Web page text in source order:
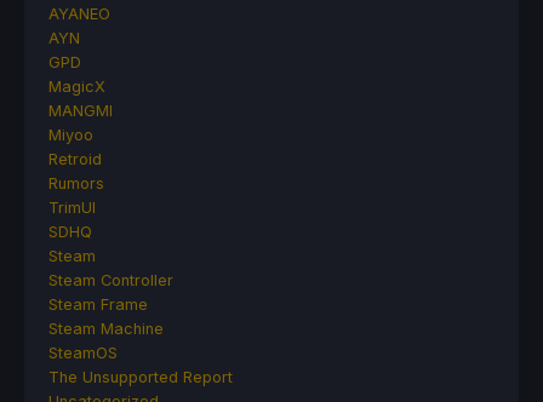
AYANEO
AYN
GPD
MagicX
MANGMI
Miyoo
Retroid
Rumors
TrimUI
SDHQ
Steam
Steam Controller
Steam Frame
Steam Machine
SteamOS
The Unsupported Report